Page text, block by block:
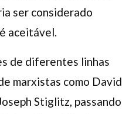
ser considerado
aceitável.
de diferentes linhas
marxistas como David
Stiglitz, passando